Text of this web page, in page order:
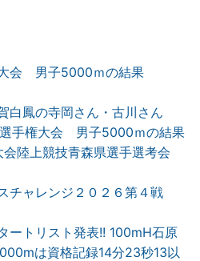
大会 男子5000ｍの結果
白鳳の寺岡さん・古川さん
選手権大会 男子5000ｍの結果
会陸上競技青森県選手選考会
チャレンジ２０２６第４戦
ートリスト発表!! 100mH石原
は資格記録14分23秒13以